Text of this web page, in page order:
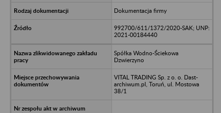
Dokumentacja firmy
992700/611/1372/2020-SAK; UNP:
2021-00184440
Spółka Wodno-Ściekowa
Dzwierzyno
VITAL TRADING Sp. z o. o. Dast-
archiwum.pl, Toruń, ul. Mostowa
38/1